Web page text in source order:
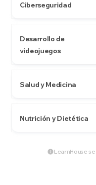
Ciberseguridad
Desarrollo de
videojuegos
Salud y Medicina
Nutrición y Dietética
LearnHouse